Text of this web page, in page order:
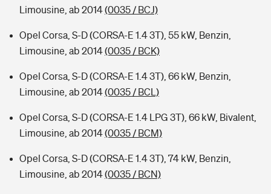
Limousine, ab 2014(0035 / BCJ)
Opel Corsa, S-D (CORSA-E 1.4 3T), 55 kW, Benzin,
Limousine, ab 2014(0035 / BCK)
Opel Corsa, S-D (CORSA-E 1.4 3T), 66 kW, Benzin,
Limousine, ab 2014(0035 / BCL)
Opel Corsa, S-D (CORSA-E 1.4 LPG 3T), 66 kW, Bivalent,
Limousine, ab 2014(0035 / BCM)
Opel Corsa, S-D (CORSA-E 1.4 3T), 74 kW, Benzin,
Limousine, ab 2014(0035 / BCN)